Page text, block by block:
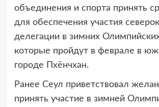
объединения и спорта принять
для обеспечения участия
делегации в зимних
которые пройдут в феврале в
городе Пхёнчхан.
Ранее Сеул приветствовал
принять участие в зимней